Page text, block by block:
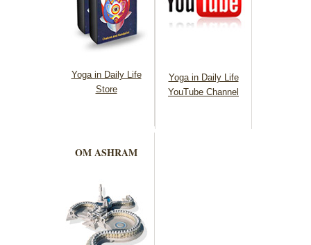
Yoga in Daily Life
Store
Yoga in Daily Life
YouTube Channel
OM ASHRAM